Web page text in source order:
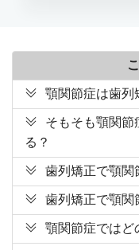
顎関節症は歯列
そもそも顎関節
る？
歯列矯正で顎関
歯列矯正で顎関
顎関節症ではど